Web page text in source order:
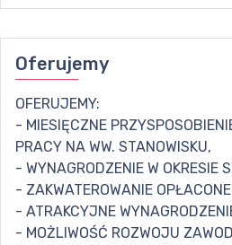
Oferujemy
OFERUJEMY:
- MIESIĘCZNE
PRACY NA WW. STANOWISKU,
- WYNAGRODZENIE W OKRESIE
- ZAKWATEROWANIE
- ATRAKCYJNE
- MOŻLIWOŚĆ ROZWOJU